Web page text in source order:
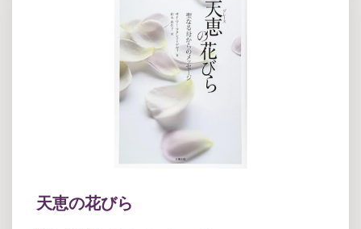
天恵の花びら